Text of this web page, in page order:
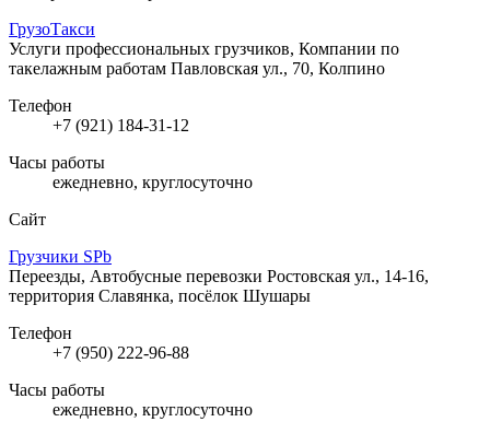
ГрузоТакси
Услуги профессиональных грузчиков, Компании по
такелажным работам Павловская ул., 70, Колпино
Телефон
+7 (921) 184-31-12
Часы работы
ежедневно, круглосуточно
Сайт
Грузчики SPb
Переезды, Автобусные перевозки Ростовская ул., 14-16,
территория Славянка, посёлок Шушары
Телефон
+7 (950) 222-96-88
Часы работы
ежедневно, круглосуточно